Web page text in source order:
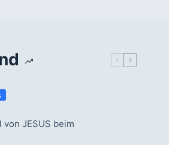
JESUS beim